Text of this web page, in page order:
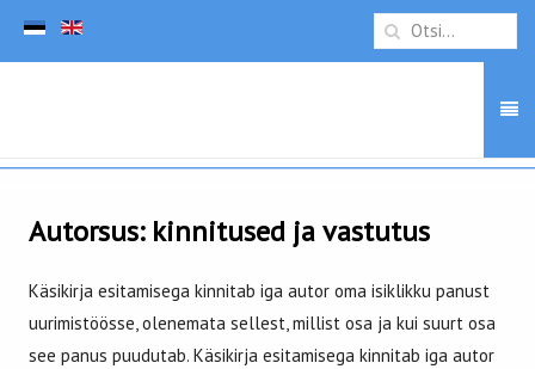
Autorsus: kinnitused ja vastutus
Käsikirja esitamisega kinnitab iga autor oma isiklikku panust
uurimistöösse, olenemata sellest, millist osa ja kui suurt osa
see panus puudutab. Käsikirja esitamisega kinnitab iga autor